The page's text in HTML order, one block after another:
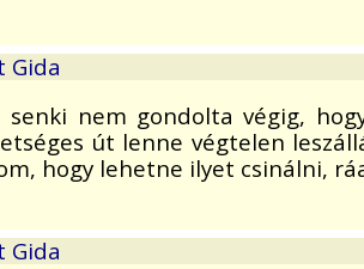
Gida
senki nem gondolta végig,
út lenne végtelen
hogy lehetne ilyet csinálni,
Gida